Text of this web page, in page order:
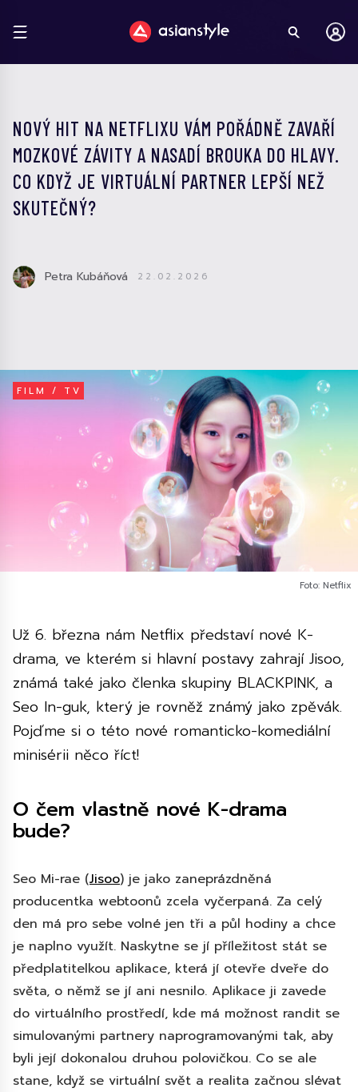
NOVÝ HIT NA NETFLIXU VÁM POŘÁDNĚ ZAVAŘÍ
MOZKOVÉ ZÁVITY A NASADÍ BROUKA DO HLAVY.
CO KDYŽ JE VIRTUÁLNÍ PARTNER LEPŠÍ NEŽ
SKUTEČNÝ?
Petra Kubáňová 22.02.2026
FILM / TV
Foto: Netflix
Už 6. března nám Netflix představí nové K-
drama, ve kterém si hlavní postavy zahrají Jisoo,
známá také jako členka skupiny BLACKPINK, a
Seo In-guk, který je rovněž známý jako zpěvák.
Pojďme si o této nové romanticko-komediální
minisérii něco říct!
O čem vlastně nové K-drama
bude?
Seo Mi-rae (Jisoo) je jako zaneprázdněná
producentka webtoonů zcela vyčerpaná. Za celý
den má pro sebe volné jen tři a půl hodiny a chce
je naplno využít. Naskytne se jí příležitost stát se
předplatitelkou aplikace, která jí otevře dveře do
světa, o němž se jí ani nesnilo. Aplikace ji zavede
do virtuálního prostředí, kde má možnost randit se
simulovanými partnery naprogramovanými tak, aby
byli její dokonalou druhou polovičkou. Co se ale
stane, když se virtuální svět a realita začnou slévat